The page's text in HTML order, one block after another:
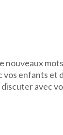
nouveaux
enfants et
avec